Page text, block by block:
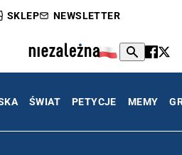
SKLEP NEWSLETTER
ŚWIAT PETYCJE MEMY